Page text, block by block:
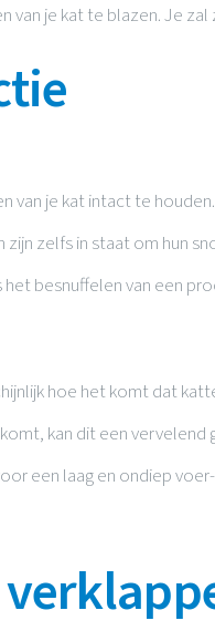
van je kat te blazen. Je
van je kat intact te
zelfs in staat om hun
besnuffelen van een
hoe het komt dat
kan dit een
een laag en ondiep